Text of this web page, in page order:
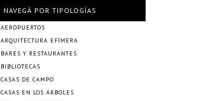
NAVEGÁ POR TIPOLOGÍAS
AEROPUERTOS
ARQUITECTURA EFÍMERA
BARES Y RESTAURANTES
BIBLIOTECAS
CASAS DE CAMPO
CASAS EN LOS ÁRBOLES